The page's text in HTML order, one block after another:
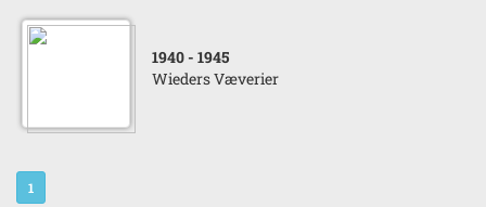
1940 - 1945
Wieders Væverier
1